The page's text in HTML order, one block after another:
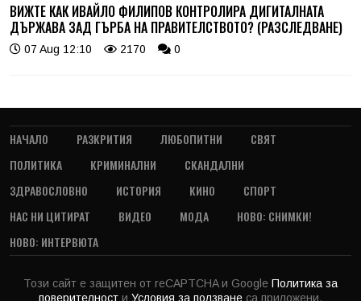
ВИЖТЕ КАК ИВАЙЛО ФИЛИПОВ КОНТРОЛИРА ДИГИТАЛНАТА
ДЪРЖАВА ЗАД ГЪРБА НА ПРАВИТЕЛСТВОТО? (РАЗСЛЕДВАНЕ)
07 Aug 12:10 2170 0
НАЧАЛО РАЗКРИТИЯ ЛЮБОПИТНИ
СВЯТ
ПОЛИТИКА
КРИМИНАЛНИ
СКАНДАЛНИ
ЗДРАВОСЛОВНО
ИСТОРИЯ КИНО
СПОРТ
НАС НИ ЦИТИРАТ
ВИДЕО МОДА
НОВО: СНИМКИ!
НОВО: ИНТЕРВЮТА
Този сайт е защитен от reCAPTCHA и Google Политика за
поверителност и Условия за ползване са приложени.